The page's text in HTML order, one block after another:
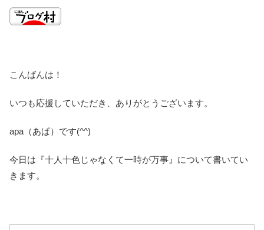
こんばんは！
いつも応援していただき、ありがとうございます。
apa（あぱ）です(^^)
今日は『十人十色じゃなくて一時が万事』について書いてい
きます。